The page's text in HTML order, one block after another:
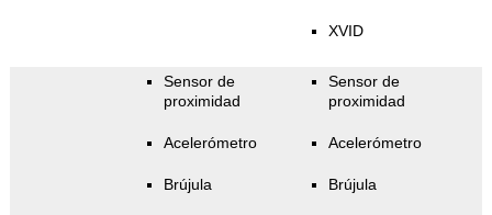
XVID
Sensor de
proximidad
Acelerómetro
Brújula
Sensor de
proximidad
Acelerómetro
Brújula